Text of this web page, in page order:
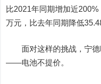
比2021年同期增加近
万元，比去年同期降低
面对这样的挑战，宁德
——电池不提价。